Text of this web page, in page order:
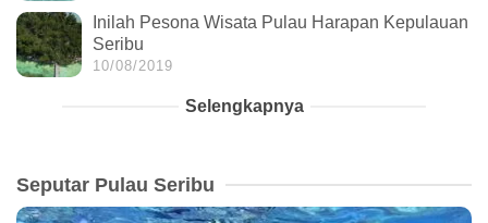
Inilah Pesona Wisata Pulau Harapan Kepulauan
Seribu
10/08/2019
Selengkapnya
Seputar Pulau Seribu